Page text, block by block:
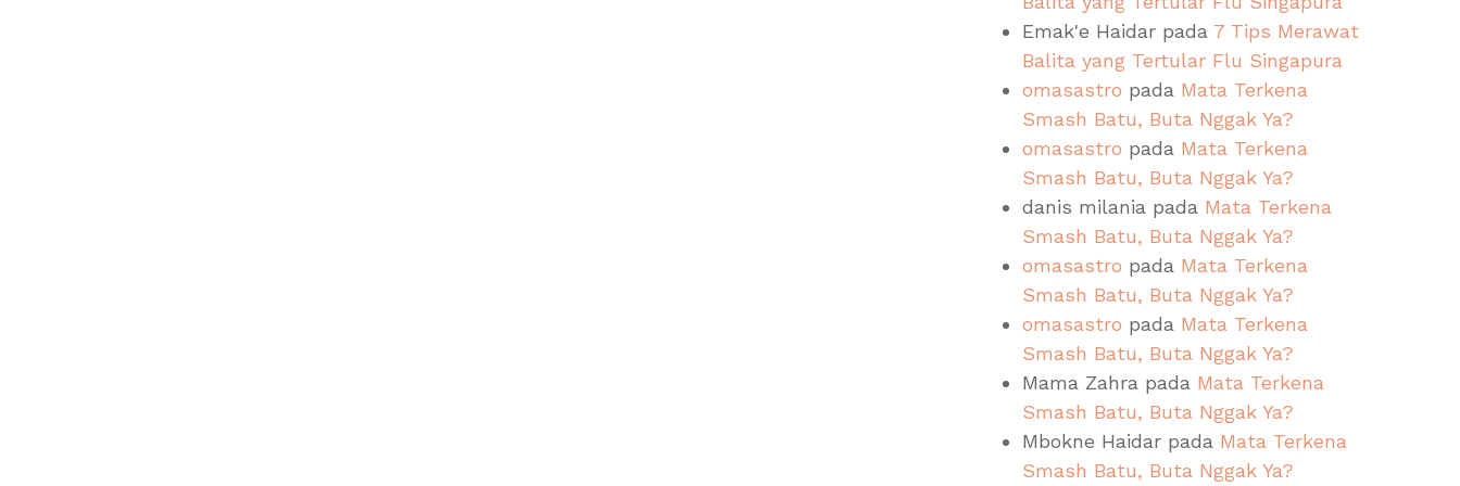
Emak'e Haidar pada 7 Tips Merawat
Balita yang Tertular Flu Singapura
omasastro pada Mata Terkena
Smash Batu, Buta Nggak Ya?
omasastro pada Mata Terkena
Smash Batu, Buta Nggak Ya?
danis milania pada Mata Terkena
Smash Batu, Buta Nggak Ya?
omasastro pada Mata Terkena
Smash Batu, Buta Nggak Ya?
omasastro pada Mata Terkena
Smash Batu, Buta Nggak Ya?
Mama Zahra pada Mata Terkena
Smash Batu, Buta Nggak Ya?
Mbokne Haidar pada Mata Terkena
Smash Batu, Buta Nggak Ya?